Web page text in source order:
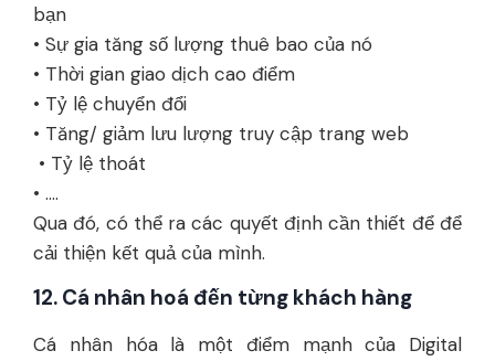
bạn
• Sự gia tăng số lượng thuê bao của nó
• Thời gian giao dịch cao điểm
• Tỷ lệ chuyển đổi
• Tăng/ giảm lưu lượng truy cập trang web
• Tỷ lệ thoát
• ....
Qua đó, có thể ra các quyết định cần thiết để để
cải thiện kết quả của mình.
12. Cá nhân hoá đến từng khách hàng
Cá nhân hóa là một điểm mạnh của Digital